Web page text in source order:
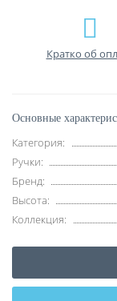
Кратко об
Основные
Категория:
Ручки:
Бренд:
Высота:
Коллекция: